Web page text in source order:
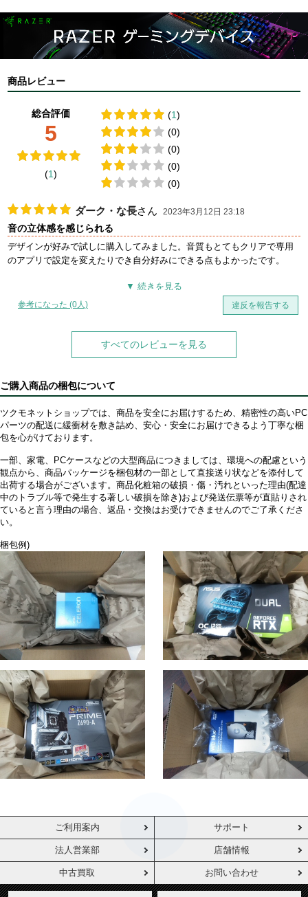
商品レビュー
総合評価
5
(1)
(1)
(0)
(0)
(0)
(0)
ダーク・な長さん 2023年3月12日 23:18
音の立体感を感じられる
デザインが好みで試しに購入してみました。音質もとてもクリアで専用
のアプリで設定を変えたりでき自分好みにできる点もよかったです。
参考になった (0人) 違反を報告する
すべてのレビューを見る
ご購入商品の梱包について
ツクモネットショップでは、商品を安全にお届けするため、精密性の高いPC
パーツの配送に緩衝材を敷き詰め、安心・安全にお届けできるよう丁寧な梱
包を心がけております。
一部、家電、PCケースなどの大型商品につきましては、環境への配慮という
観点から、商品パッケージを梱包材の一部として直接送り状などを添付して
出荷する場合がございます。商品化粧箱の破損・傷・汚れといった理由(配達
中のトラブル等で発生する著しい破損を除き)および発送伝票等が直貼りされ
ていると言う理由の場合、返品・交換はお受けできませんのでご了承くださ
い。
梱包例)
ご利用案内 サポート
法人営業部 店舗情報
中古買取 お問い合わせ